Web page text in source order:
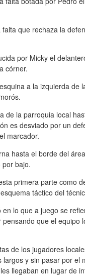
que rechaza la
por Micky el
córner.
a la izquierda
de la parroquia local
es desviado por un
marcador.
hasta el borde del
por bajo.
primera parte como
táctico del
lo que a juego se
que el
de los jugadores
y sin pasar por
llegaban en lugar de